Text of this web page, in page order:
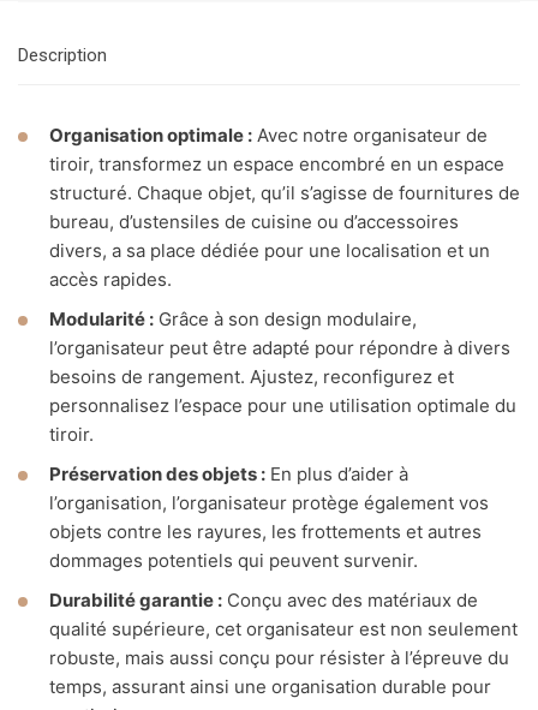
Description
Organisation optimale : Avec notre organisateur de
tiroir, transformez un espace encombré en un espace
structuré. Chaque objet, qu’il s’agisse de fournitures de
bureau, d’ustensiles de cuisine ou d’accessoires
divers, a sa place dédiée pour une localisation et un
accès rapides.
Modularité : Grâce à son design modulaire,
l’organisateur peut être adapté pour répondre à divers
besoins de rangement. Ajustez, reconfigurez et
personnalisez l’espace pour une utilisation optimale du
tiroir.
Préservation des objets : En plus d’aider à
l’organisation, l’organisateur protège également vos
objets contre les rayures, les frottements et autres
dommages potentiels qui peuvent survenir.
Durabilité garantie : Conçu avec des matériaux de
qualité supérieure, cet organisateur est non seulement
robuste, mais aussi conçu pour résister à l’épreuve du
temps, assurant ainsi une organisation durable pour